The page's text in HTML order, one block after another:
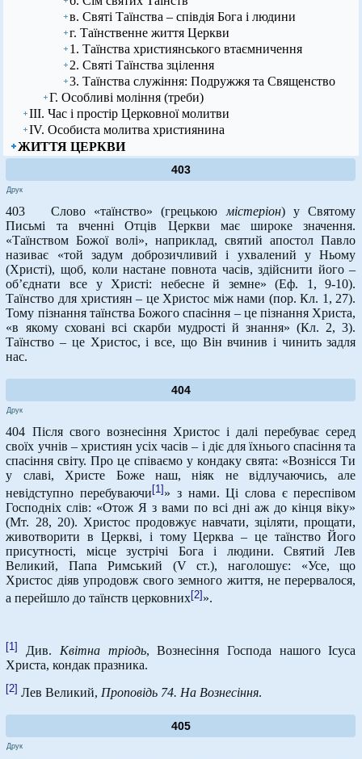
в. Святі Таїнства – співдія Бога і людини
г. Таїнственне життя Церкви
1. Таїнства християнського втаємничення
2. Святі Таїнства зцілення
3. Таїнства служіння: Подружжя та Священство
Г. Особливі моління (треби)
ІІІ. Час і простір Церковної молитви
ІV. Особиста молитва християнина
ЖИТТЯ ЦЕРКВИ
403
Друк
403 Слово «таїнство» (грецькою містеріон) у Святому
Письмі та вченні Отців Церкви має широке значення.
«Таїнством Божої волі», наприклад, святий апостол Павло
називає «той задум доброзичливий і ухвалений у Ньому
(Христі), щоб, коли настане повнота часів, здійснити його –
об’єднати все у Христі: небесне й земне» (Еф. 1, 9-10).
Таїнство для християн – це Христос між нами (пор. Кл. 1, 27).
Тому пізнання таїнства Божого спасіння – це пізнання Христа,
«в якому сховані всі скарби мудрості й знання» (Кл. 2, 3).
Таїнство – це Христос, і все, що Він вчинив і чинить задля
нас.
404
Друк
404 Після свого вознесіння Христос і далі перебуває серед
своїх учнів – християн усіх часів – і діє для їхнього спасіння та
спасіння світу. Про це співаємо у кондаку свята: «Вознісся Ти
у славі, Христе Боже наш, ніяк не відлучаючись, але
невідступно перебуваючи [1] » з нами. Ці слова є переспівом
Господніх слів: «Отож Я з вами по всі дні аж до кінця віку»
(Мт. 28, 20). Христос продовжує навчати, зціляти, прощати,
животворити в Церкві, і тому Церква – це таїнство Його
присутності, місце зустрічі Бога і людини. Святий Лев
Великий, Папа Римський (V ст.), наголошує: «Усе, що
Христос діяв упродовж свого земного життя, не перервалося,
а перейшло до таїнств церковних[2]».
[1] Див. Квітна тріодь, Вознесіння Господа нашого Ісуса
Христа, кондак празника.
[2] Лев Великий, Проповідь 74. На Вознесіння.
405
Друк